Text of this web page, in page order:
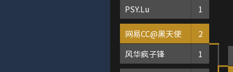
PSY.Lu
1
网易CC@黑天使
2
风华疯子锋
1